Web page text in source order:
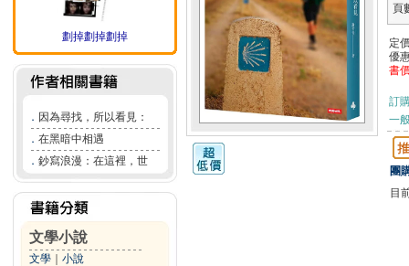
劃掉劃掉劃掉
． 因為尋找，所以看見：
． 在黑暗中相遇
． 鈔寫浪漫：在這裡，世
文學小說
文學 小說
頁
定
優
書
訂
一
團
目